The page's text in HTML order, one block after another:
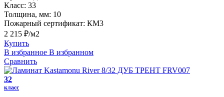
Класс: 33
Толщина, мм: 10
Пожарный сертификат: КМ3
2 215 ₽/м2
Купить
В избранное В избранном
Сравнить
32
класс